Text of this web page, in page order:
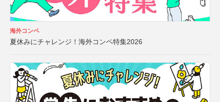
海外コンペ
夏休みにチャレンジ！海外コンペ特集2026